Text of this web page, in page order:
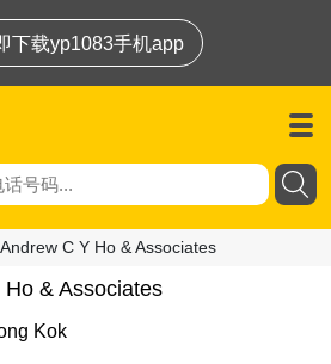
下载yp1083手机app
C Y Ho & Associates
& Associates
Kok